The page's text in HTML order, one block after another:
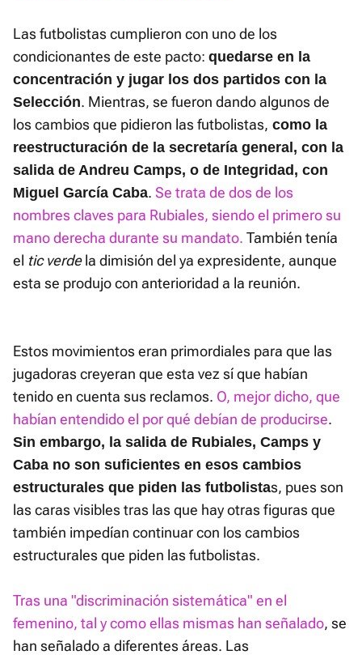
Las futbolistas cumplieron con uno de los
condicionantes de este pacto: quedarse en la
concentración y jugar los dos partidos con la
Selección. Mientras, se fueron dando algunos de
los cambios que pidieron las futbolistas, como la
reestructuración de la secretaría general, con la
salida de Andreu Camps, o de Integridad, con
Miguel García Caba. Se trata de dos de los
nombres claves para Rubiales, siendo el primero su
mano derecha durante su mandato. También tenía
el tic verdela dimisión del ya expresidente, aunque
esta se produjo con anterioridad a la reunión.
Estos movimientos eran primordiales para que las
jugadoras creyeran que esta vez sí que habían
tenido en cuenta sus reclamos. O, mejor dicho, que
habían entendido el por qué debían de producirse.
Sin embargo, la salida de Rubiales, Camps y
Caba no son suficientes en esos cambios
estructurales que piden las futbolistas, pues son
las caras visibles tras las que hay otras figuras que
también impedían continuar con los cambios
estructurales que piden las futbolistas.
Tras una "discriminación sistemática" en el
femenino, tal y como ellas mismas han señalado, se
han señalado a diferentes áreas. Las